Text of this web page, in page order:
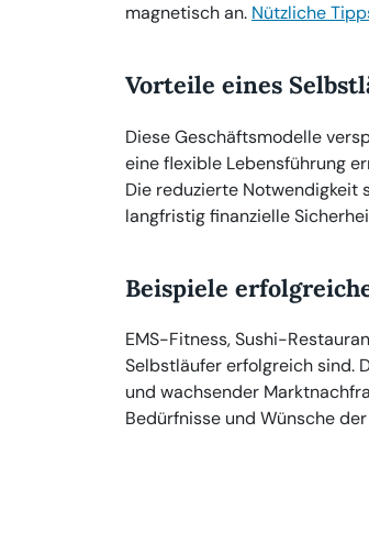
magnetisch an. Nützliche
Vorteile eines
Diese Geschäftsmodelle
eine flexible Lebensführung
Die reduzierte
langfristig finanzielle
Beispiele
EMS-Fitness, Sushi-
Selbstläufer erfolgreich sind.
und wachsender
Bedürfnisse und Wünsche